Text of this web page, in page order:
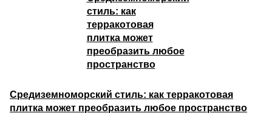
Средиземноморский стиль: как терракотовая
плитка может преобразить любое пространство